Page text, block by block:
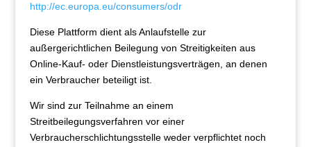
http://ec.europa.eu/consumers/odr
Diese Plattform dient als Anlaufstelle zur
außergerichtlichen Beilegung von Streitigkeiten aus
Online-Kauf- oder Dienstleistungsverträgen, an denen
ein Verbraucher beteiligt ist.
Wir sind zur Teilnahme an einem
Streitbeilegungsverfahren vor einer
Verbraucherschlichtungsstelle weder verpflichtet noch